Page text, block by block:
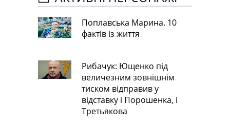
Поплавська Марина. 10
фактів із життя
Рибачук: Ющенко під
величезним зовнішнім
тиском відправив у
відставку і Порошенка, і
Третьякова